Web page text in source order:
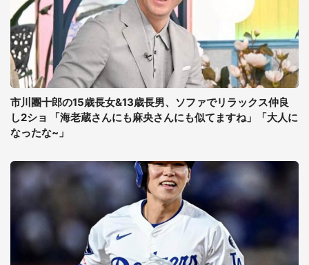
市川團十郎の15歳長女&13歳長男、ソファでリラックス仲良
し2ショ 「海老蔵さんにも麻央さんにも似てますね」「大人に
なったな~」